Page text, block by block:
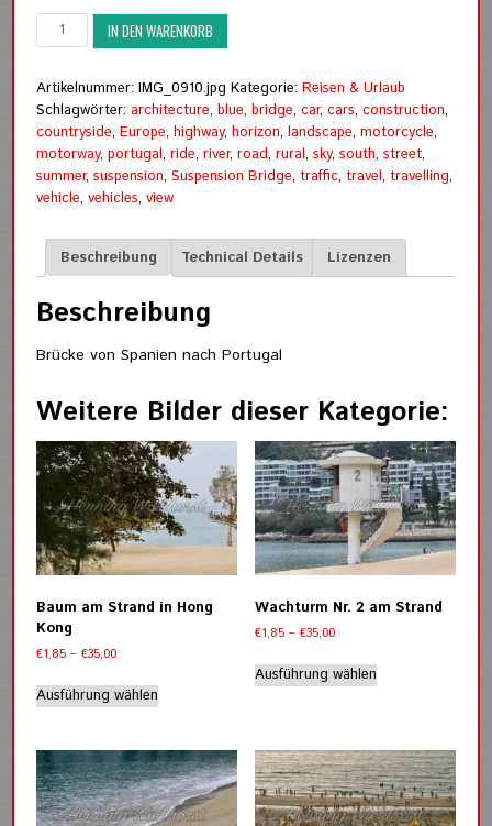
Brücke
von
nach
Portugal
Menge
IN DEN WARENKORB
Artikelnummer:IMG_0910.jpg Kategorie:Reisen & Urlaub
Schlagwörter:architecture,blue,bridge,car,cars,construction,
countryside,Europe,highway,horizon,landscape,motorcycle,
motorway,portugal,ride,river,road,rural,sky,south,street,
summer,suspension,Suspension Bridge,traffic,travel,travelling,
vehicle,vehicles,view
Beschreibung Technical Details Lizenzen
Beschreibung
Brücke von Spanien nach Portugal
Weitere Bilder dieser Kategorie:
Baum am Strand in Hong
Kong
€1,85 –€35,00Preisspanne:
bis
€35,00
Ausführung wählen
mehrere
Varianten
auf.
Die
Wachturm Nr. 2 am Strand
€1,85 – €35,00Preisspanne:
bis
€35,00
Ausführung wählenProdukt
Varianten
auf.
Die
Optionen